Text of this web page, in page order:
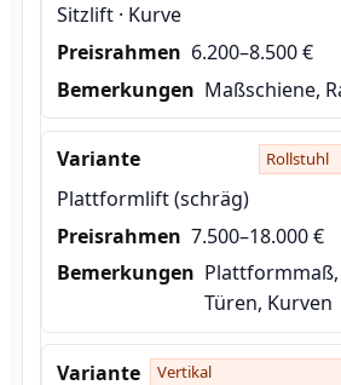
Sitzlift · Kurve
6.200–8.500 €
Maßschiene,
Rollstuhl
Plattformlift (schräg)
7.500–18.000 €
Türen, Kurven
Vertikal